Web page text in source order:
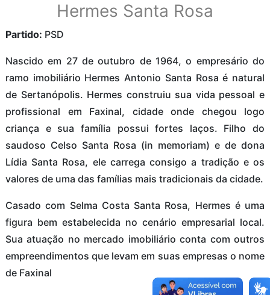
Hermes Santa Rosa
Partido: PSD
Nascido em 27 de outubro de 1964, o empresário do
ramo imobiliário Hermes Antonio Santa Rosa é natural
de Sertanópolis. Hermes construiu sua vida pessoal e
profissional em Faxinal, cidade onde chegou logo
criança e sua família possui fortes laços. Filho do
saudoso Celso Santa Rosa (in memoriam) e de dona
Lídia Santa Rosa, ele carrega consigo a tradição e os
valores de uma das famílias mais tradicionais da cidade.
Casado com Selma Costa Santa Rosa, Hermes é uma
figura bem estabelecida no cenário empresarial local.
Sua atuação no mercado imobiliário conta com outros
empreendimentos que levam em suas empresas o nome
de Faxinal